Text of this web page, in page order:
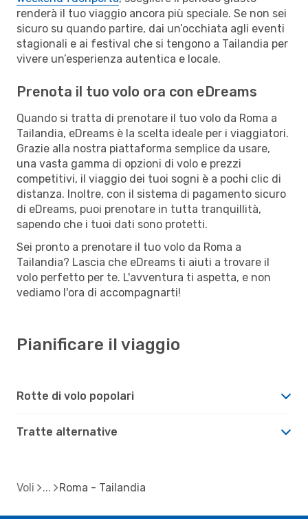
renderà il tuo viaggio ancora più speciale. Se non sei
sicuro su quando partire, dai un’occhiata agli eventi
stagionali e ai festival che si tengono a Tailandia per
vivere un’esperienza autentica e locale.
Prenota il tuo volo ora con eDreams
Quando si tratta di prenotare il tuo volo da Roma a
Tailandia, eDreams è la scelta ideale per i viaggiatori.
Grazie alla nostra piattaforma semplice da usare,
una vasta gamma di opzioni di volo e prezzi
competitivi, il viaggio dei tuoi sogni è a pochi clic di
distanza. Inoltre, con il sistema di pagamento sicuro
di eDreams, puoi prenotare in tutta tranquillità,
sapendo che i tuoi dati sono protetti.
Sei pronto a prenotare il tuo volo da Roma a
Tailandia? Lascia che eDreams ti aiuti a trovare il
volo perfetto per te. L'avventura ti aspetta, e non
vediamo l'ora di accompagnarti!
Pianificare il viaggio
Rotte di volo popolari
Tratte alternative
Voli Roma - Tailandia